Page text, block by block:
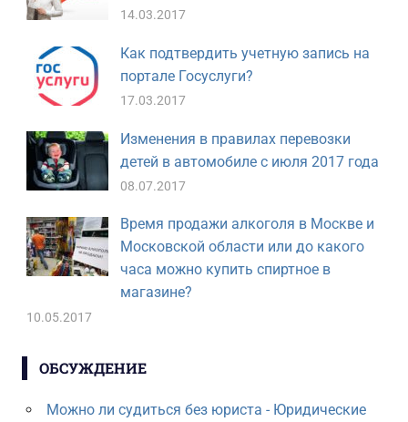
14.03.2017
Как подтвердить учетную запись на
портале Госуслуги?
17.03.2017
Изменения в правилах перевозки
детей в автомобиле с июля 2017 года
08.07.2017
Время продажи алкоголя в Москве и
Московской области или до какого
часа можно купить спиртное в
магазине?
10.05.2017
ОБСУЖДЕНИЕ
Можно ли судиться без юриста - Юридические